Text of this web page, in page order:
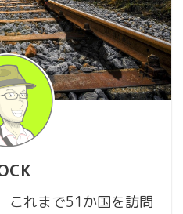
れまで51か国を訪問